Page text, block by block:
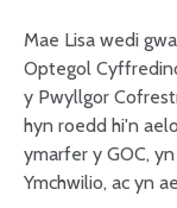
Mae Lisa wedi
Optegol
y Pwyllgor
hyn roedd hi'n
ymarfer y GOC,
Ymchwilio, ac yn